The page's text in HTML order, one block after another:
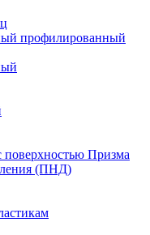
профилированный
Призма
(ПНД)